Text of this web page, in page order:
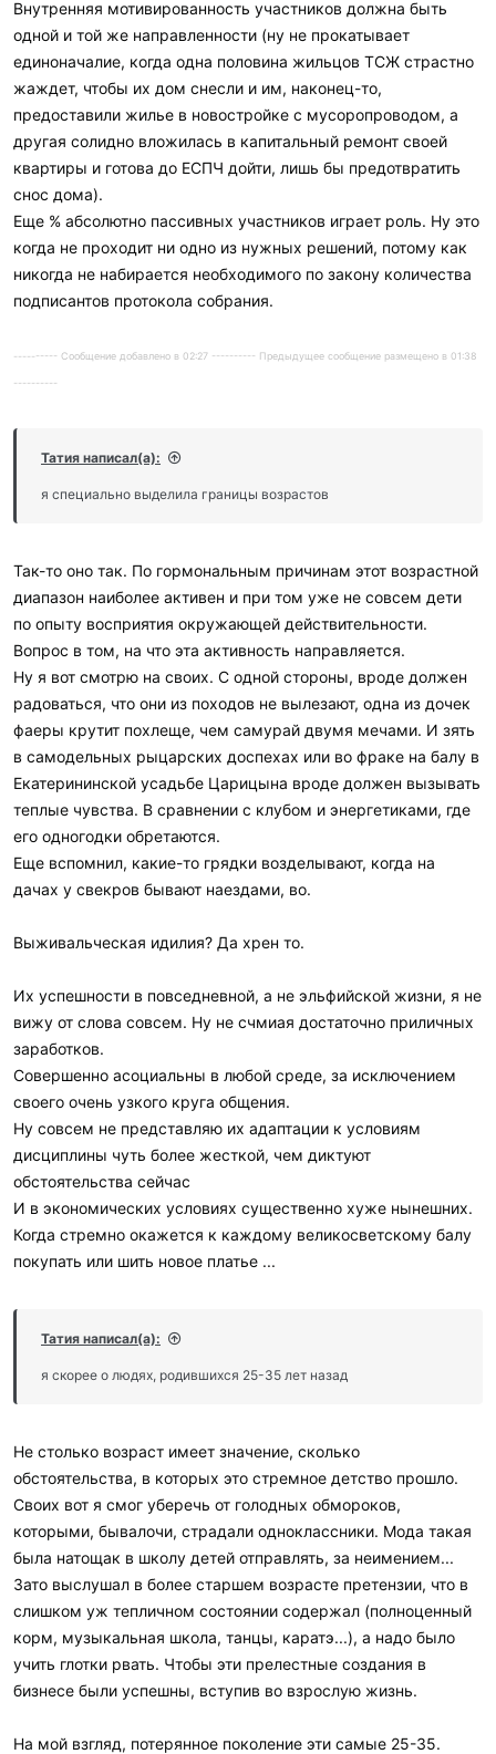
Внутренняя мотивированность участников должна быть
одной и той же направленности (ну не прокатывает
единоначалие, когда одна половина жильцов ТСЖ страстно
жаждет, чтобы их дом снесли и им, наконец-то,
предоставили жилье в новостройке с мусоропроводом, а
другая солидно вложилась в капитальный ремонт своей
квартиры и готова до ЕСПЧ дойти, лишь бы предотвратить
снос дома).
Еще % абсолютно пассивных участников играет роль. Ну это
когда не проходит ни одно из нужных решений, потому как
никогда не набирается необходимого по закону количества
подписантов протокола собрания.
---------- Сообщение добавлено в 02:27 ---------- Предыдущее сообщение размещено в 01:38
----------
Татия написал(а):
я специально выделила границы возрастов
Так-то оно так. По гормональным причинам этот возрастной
диапазон наиболее активен и при том уже не совсем дети
по опыту восприятия окружающей действительности.
Вопрос в том, на что эта активность направляется.
Ну я вот смотрю на своих. С одной стороны, вроде должен
радоваться, что они из походов не вылезают, одна из дочек
фаеры крутит похлеще, чем самурай двумя мечами. И зять
в самодельных рыцарских доспехах или во фраке на балу в
Екатерининской усадьбе Царицына вроде должен вызывать
теплые чувства. В сравнении с клубом и энергетиками, где
его одногодки обретаются.
Еще вспомнил, какие-то грядки возделывают, когда на
дачах у свекров бывают наездами, во.
Выживальческая идилия? Да хрен то.
Их успешности в повседневной, а не эльфийской жизни, я не
вижу от слова совсем. Ну не счмиая достаточно приличных
заработков.
Совершенно асоциальны в любой среде, за исключением
своего очень узкого круга общения.
Ну совсем не представляю их адаптации к условиям
дисциплины чуть более жесткой, чем диктуют
обстоятельства сейчас
И в экономических условиях существенно хуже нынешних.
Когда стремно окажется к каждому великосветскому балу
покупать или шить новое платье ...
Татия написал(а):
я скорее о людях, родившихся 25-35 лет назад
Не столько возраст имеет значение, сколько
обстоятельства, в которых это стремное детство прошло.
Своих вот я смог уберечь от голодных обмороков,
которыми, бывалочи, страдали одноклассники. Мода такая
была натощак в школу детей отправлять, за неимением...
Зато выслушал в более старшем возрасте претензии, что в
слишком уж тепличном состоянии содержал (полноценный
корм, музыкальная школа, танцы, каратэ...), а надо было
учить глотки рвать. Чтобы эти прелестные создания в
бизнесе были успешны, вступив во взрослую жизнь.
На мой взгляд, потерянное поколение эти самые 25-35.